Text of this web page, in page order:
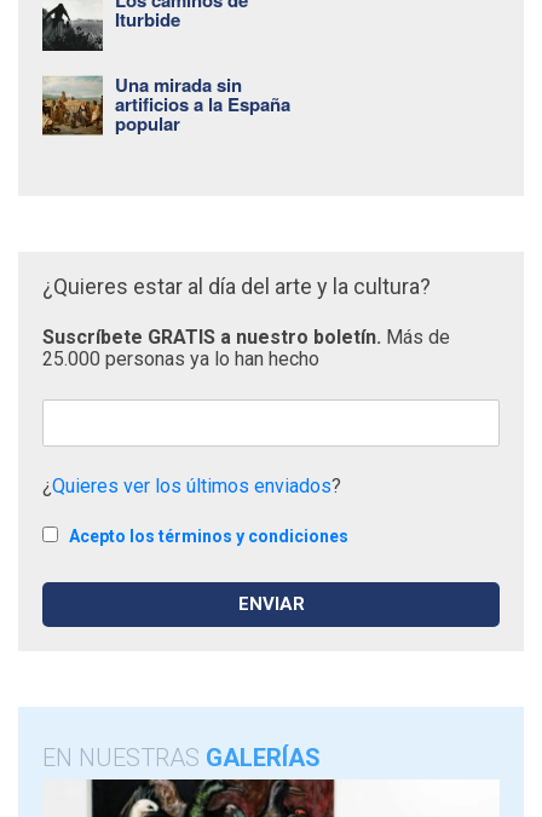
Iturbide
Una mirada sin
artificios a la España
popular
¿Quieres estar al día del arte y la cultura?
Suscríbete GRATIS a nuestro boletín. Más de
25.000 personas ya lo han hecho
¿Quieres ver los últimos enviados?
Acepto los términos y condiciones
EN NUESTRAS GALERÍAS